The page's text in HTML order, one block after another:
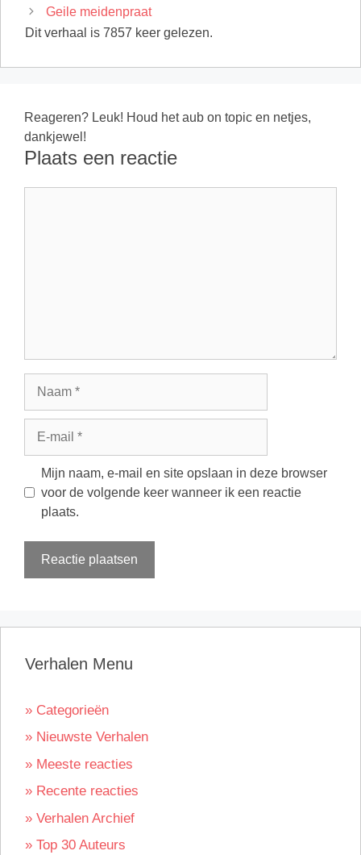
Geile meidenpraat
Dit verhaal is 7857 keer gelezen.
Reageren? Leuk! Houd het aub on topic en netjes,
dankjewel!
Plaats een reactie
Mijn naam, e-mail en site opslaan in deze browser
voor de volgende keer wanneer ik een reactie
plaats.
Verhalen Menu
» Categorieën
» Nieuwste Verhalen
» Meeste reacties
» Recente reacties
» Verhalen Archief
» Top 30 Auteurs